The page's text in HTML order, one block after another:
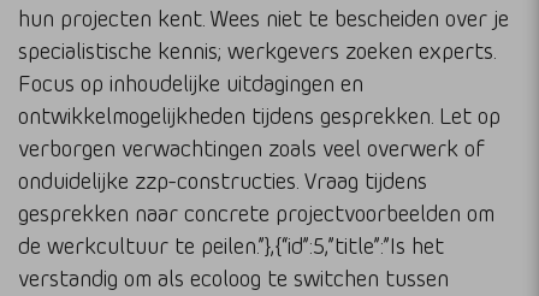
hun projecten kent. Wees niet te bescheiden over je
specialistische kennis; werkgevers zoeken experts.
Focus op inhoudelijke uitdagingen en
ontwikkelmogelijkheden tijdens gesprekken. Let op
verborgen verwachtingen zoals veel overwerk of
onduidelijke zzp-constructies. Vraag tijdens
gesprekken naar concrete projectvoorbeelden om
de werkcultuur te peilen.”},{“id”:5,”title”:”Is het
verstandig om als ecoloog te switchen tussen